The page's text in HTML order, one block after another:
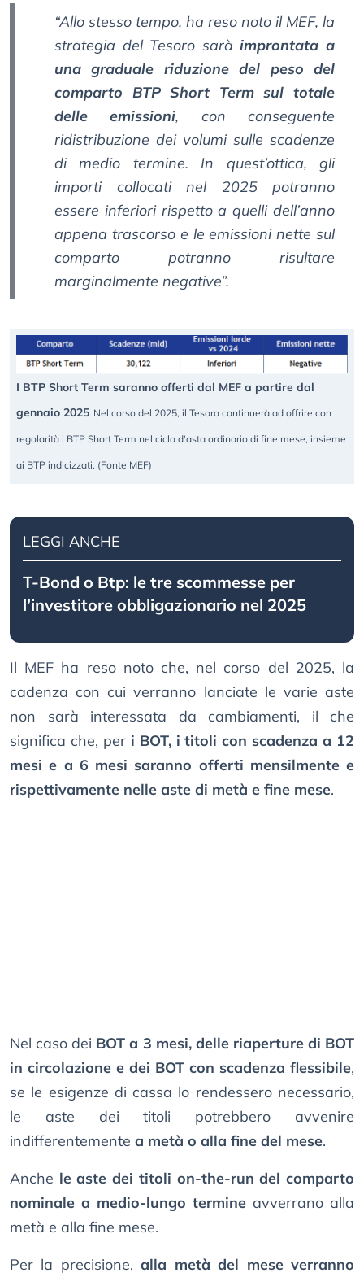
“Allo stesso tempo, ha reso noto il MEF, la
strategia del Tesoro saràimprontata a
una graduale riduzione del peso del
comparto BTP Short Term sul totale
delle emissioni, con conseguente
ridistribuzione dei volumi sulle scadenze
di medio termine. In quest’ottica, gli
importi collocati nel 2025 potranno
essere inferiori rispetto a quelli dell’anno
appena trascorso e le emissioni nette sul
comparto potranno risultare
marginalmente negative”.
I BTP Short Term saranno offerti dal MEF a partire dal
gennaio 2025 Nel corso del 2025, il Tesoro continuerà ad offrire con
regolarità i BTP Short Term nel ciclo d'asta ordinario di fine mese, insieme
ai BTP indicizzati. (Fonte MEF)
LEGGI ANCHE
T-Bond o Btp: le tre scommesse per
l’investitore obbligazionario nel 2025
Il MEF ha reso noto che, nel corso del 2025, la
cadenza con cui verranno lanciate le varie aste
non sarà interessata da cambiamenti, il che
significa che, per i BOT, i titoli con scadenza a 12
mesi e a 6 mesi saranno offerti mensilmente e
rispettivamente nelle aste di metà e fine mese.
Nel caso dei BOT a 3 mesi, delle riaperture di BOT
in circolazione e dei BOT con scadenza flessibile,
se le esigenze di cassa lo rendessero necessario,
le aste dei titoli potrebbero avvenire
indifferentemente a metà o alla fine del mese.
Anche le aste dei titoli on-the-run del comparto
nominale a medio-lungo termine avverrano alla
metà e alla fine mese.
Per la precisione,alla metà del mese verranno